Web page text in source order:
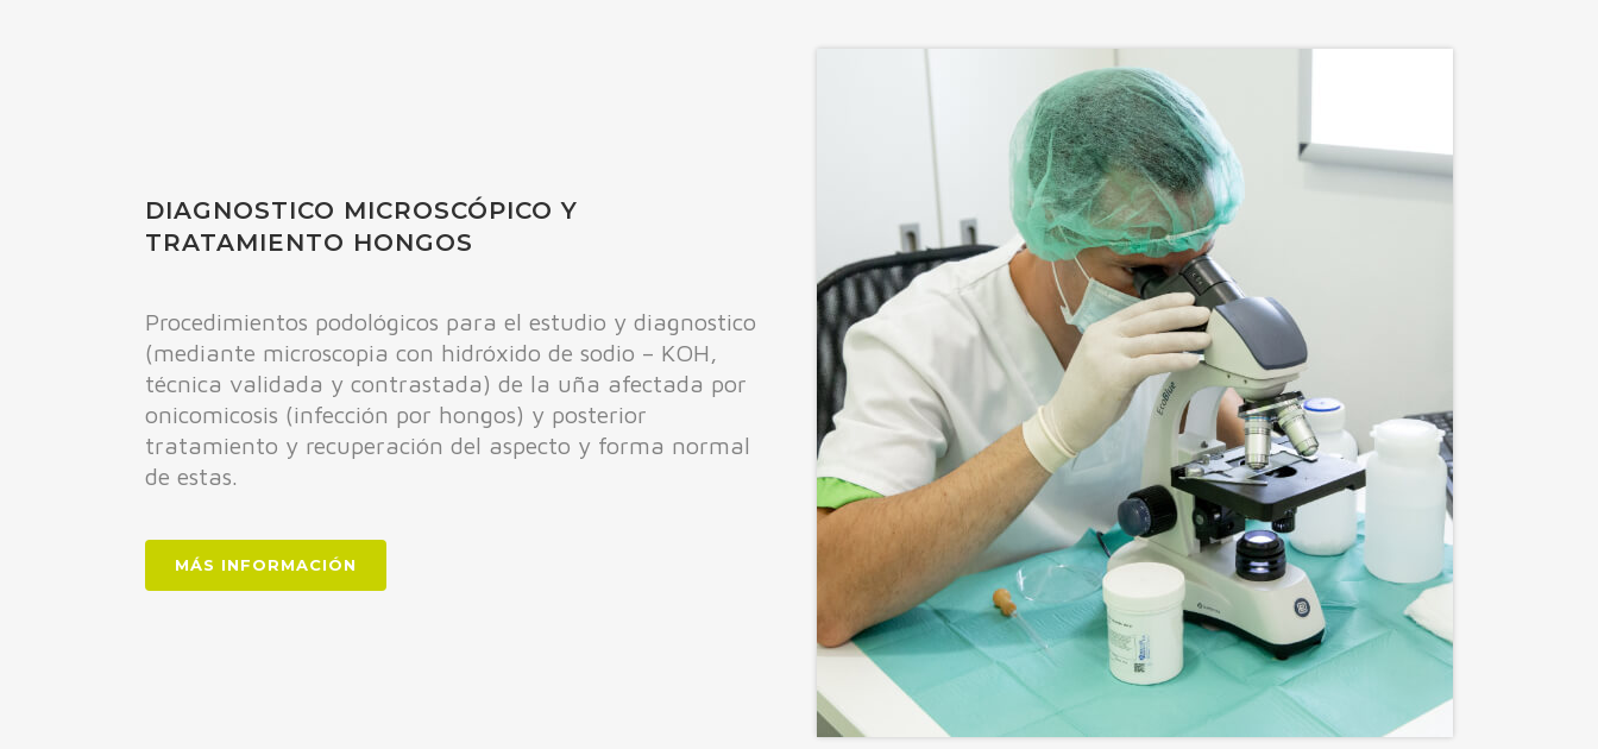
DIAGNOSTICO MICROSCÓPICO Y
TRATAMIENTO HONGOS
Procedimientos podológicos para el estudio y diagnostico
(mediante microscopia con hidróxido de sodio – KOH,
técnica validada y contrastada) de la uña afectada por
onicomicosis (infección por hongos) y posterior
tratamiento y recuperación del aspecto y forma normal
de estas.
MÁS INFORMACIÓN